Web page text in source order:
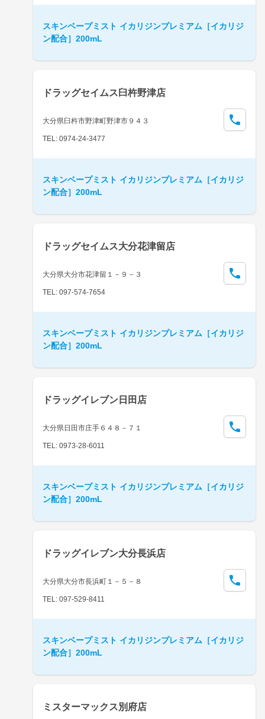
スキンベープミスト イカリジンプレミアム［イカリジ
ン配合］200mL
ドラッグセイムス臼杵野津店
大分県臼杵市野津町野津市９４３
TEL: 0974-24-3477
スキンベープミスト イカリジンプレミアム［イカリジ
ン配合］200mL
ドラッグセイムス大分花津留店
大分県大分市花津留１－９－３
TEL: 097-574-7654
スキンベープミスト イカリジンプレミアム［イカリジ
ン配合］200mL
ドラッグイレブン日田店
大分県日田市庄手６４８－７１
TEL: 0973-28-6011
スキンベープミスト イカリジンプレミアム［イカリジ
ン配合］200mL
ドラッグイレブン大分長浜店
大分県大分市長浜町１－５－８
TEL: 097-529-8411
スキンベープミスト イカリジンプレミアム［イカリジ
ン配合］200mL
ミスターマックス別府店